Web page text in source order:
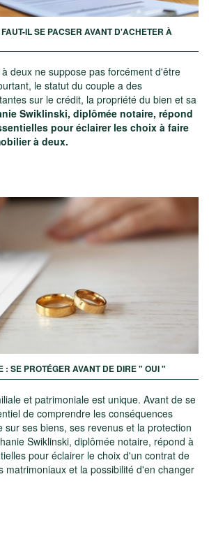
IL SE PACSER AVANT D'ACHETER À
deux ne suppose pas forcément d'être
le statut du couple a des
sur le crédit, la propriété du bien et sa
Swiklinski, diplômée notaire, répond
pour éclairer les choix à faire
à deux.
: SE PROTÉGER AVANT DE DIRE " OUI "
et patrimoniale est unique. Avant de se
de comprendre les conséquences
sur ses biens, ses revenus et la protection
Swiklinski, diplômée notaire, répond à
pour éclairer le choix d'un contrat de
matrimoniaux et la possibilité d'en changer